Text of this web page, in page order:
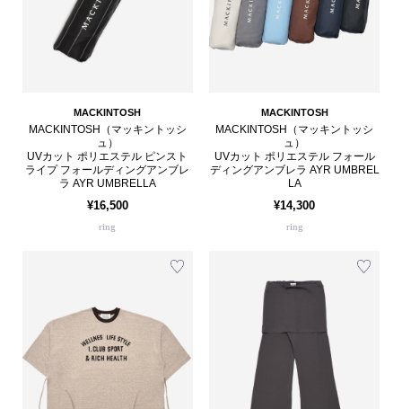
MACKINTOSH
MACKINTOSH（マッキントッシ
ュ）
UVカット ポリエステル ピンスト
ライプ フォールディングアンブレ
ラ AYR UMBRELLA
¥16,500
ring
MACKINTOSH
MACKINTOSH（マッキントッシ
ュ）
UVカット ポリエステル フォール
ディングアンブレラ AYR UMBREL
LA
¥14,300
ring